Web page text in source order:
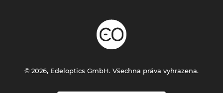
© 2026, Edeloptics GmbH. Všechna práva vyhrazena.